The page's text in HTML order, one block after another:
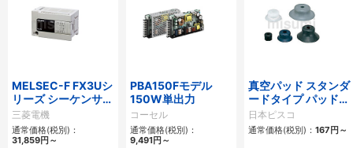
MELSEC-F FX3Uシ
リーズ シーケンサ
CPU
三菱電機
通常価格(税別)：
31,859円 ～
PBA150Fモデル
150W単出力
コーセル
通常価格(税別)：
9,491円 ～
真空パッド スタンダ
ードタイプ パッドゴ
ム・パッド押え
日本ピスコ
通常価格(税別)： 167 円 ～